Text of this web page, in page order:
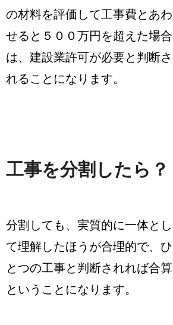
の材料を評価して工事費とあわ
せると５００万円を超えた場合
は、建設業許可が必要と判断さ
れることになります。
工事を分割したら？
分割しても、実質的に一体とし
て理解したほうが合理的で、ひ
とつの工事と判断されれば合算
ということになります。